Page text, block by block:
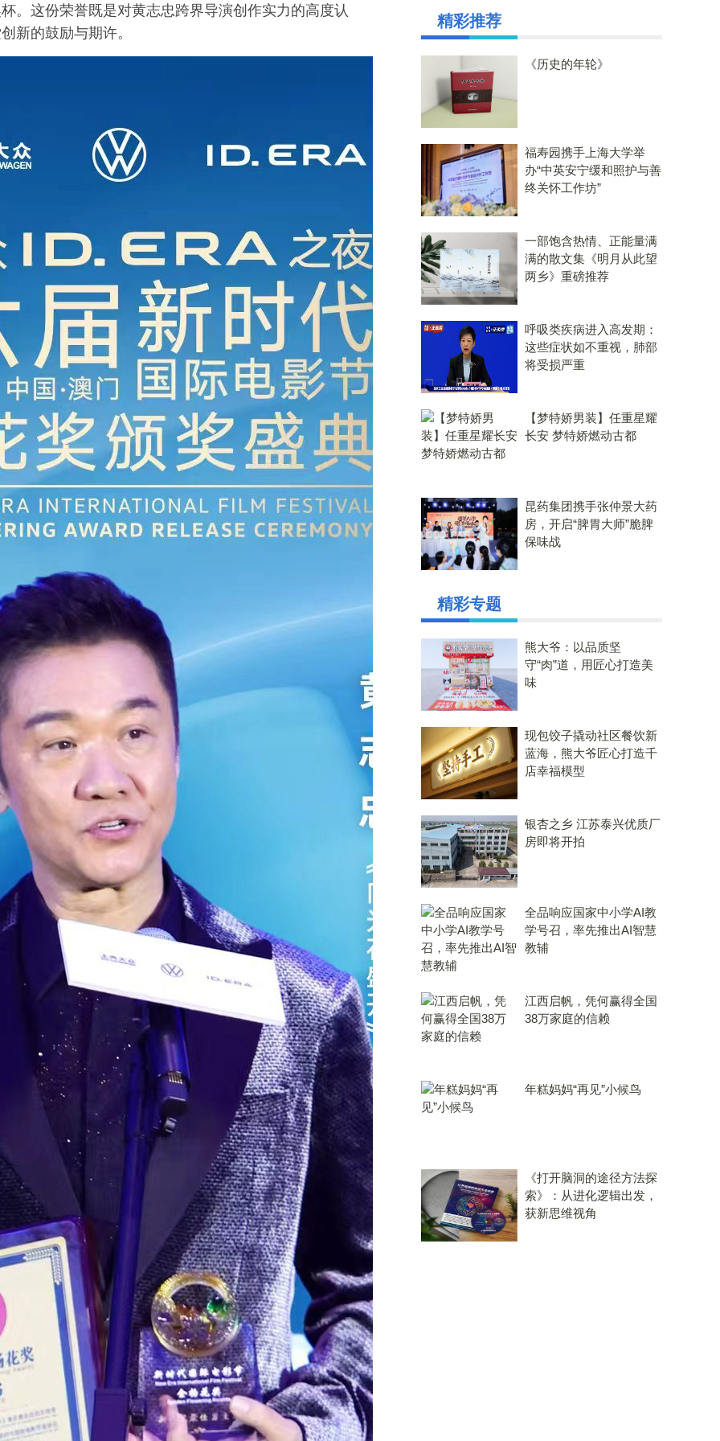
。这份荣誉既是对黄志忠跨界导演创作实力的高度认
新的鼓励与期许。
精彩推荐
《历史的年轮》
福寿园携手上海大学举
办“中英安宁缓和照护与善
终关怀工作坊”
一部饱含热情、正能量满
满的散文集《明月从此望
两乡》重磅推荐
呼吸类疾病进入高发期：
这些症状如不重视，肺部
将受损严重
【梦特娇男装】任重星耀
长安 梦特娇燃动古都
昆药集团携手张仲景大药
房，开启“脾胃大师”脆脾
保味战
精彩专题
熊大爷：以品质坚
守“肉”道，用匠心打造美
味
现包饺子撬动社区餐饮新
蓝海，熊大爷匠心打造千
店幸福模型
银杏之乡 江苏泰兴优质厂
房即将开拍
全品响应国家中小学AI教
学号召，率先推出AI智慧
教辅
江西启帆，凭何赢得全国
38万家庭的信赖
年糕妈妈“再见”小候鸟
《打开脑洞的途径方法探
索》：从进化逻辑出发，
获新思维视角